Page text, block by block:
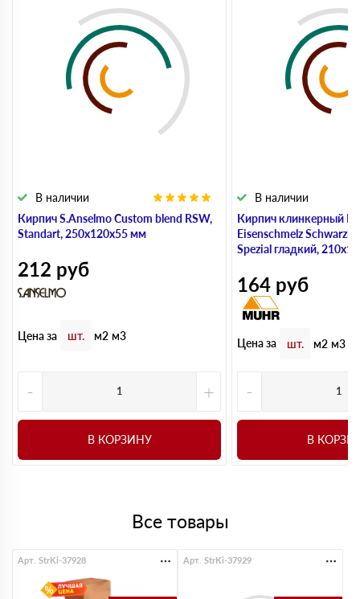
Кирпич S.Anselmo Custom blend RSW,
Standart, 250х120х55 мм
В наличии
212 руб
Цена за шт. м2 м3
- +
В КОРЗИНУ
Кирпич клинкерный
Eisenschmelz
Spezial гладкий,
В наличии
164 руб
Цена за шт. м2 м3
-
В
Все товары
Арт. StrKi-37928 Арт. StrKi-37929